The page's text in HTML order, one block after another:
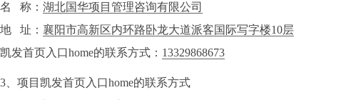
名 称： 湖北国华项目管理咨询有限公司
地 址： 襄阳市高新区内环路卧龙大道派客国际写字楼10层
凯发首页入口home的联系方式： 13329868673
3、项目凯发首页入口home的联系方式